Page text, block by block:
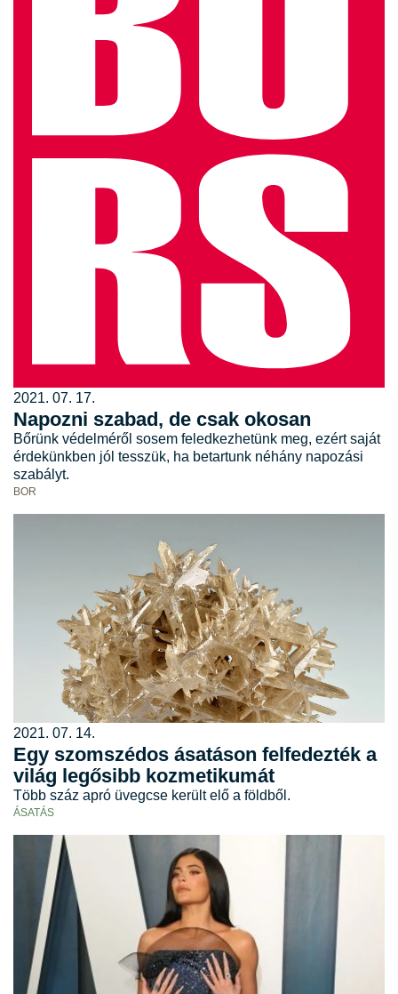
2021. 07. 17.
Napozni szabad, de csak okosan
Bőrünk védelméről sosem feledkezhetünk meg, ezért saját
érdekünkben jól tesszük, ha betartunk néhány napozási
szabályt.
BOR
2021. 07. 14.
Egy szomszédos ásatáson felfedezték a
világ legősibb kozmetikumát
Több száz apró üvegcse került elő a földből.
ÁSATÁS